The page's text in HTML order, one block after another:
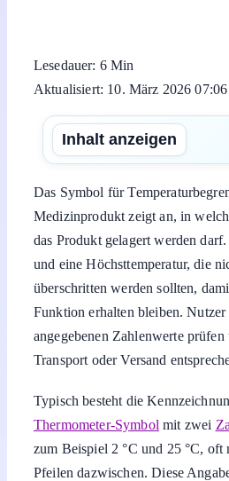
Lesedauer: 6 Min
Aktualisiert: 10. März 2026 07:06
Inhalt anzeigen
Das Symbol für
Medizinprodukt zeigt an, in
das Produkt gelagert werden
und eine Höchsttemperatur, die
überschritten werden sollten,
Funktion erhalten bleiben. Nutzer
angegebenen Zahlenwerte
Transport oder Versand
Typisch besteht die
Thermometer-Symbol mit zwei
zum Beispiel 2 °C und 25 °C, oft
Pfeilen dazwischen. Diese